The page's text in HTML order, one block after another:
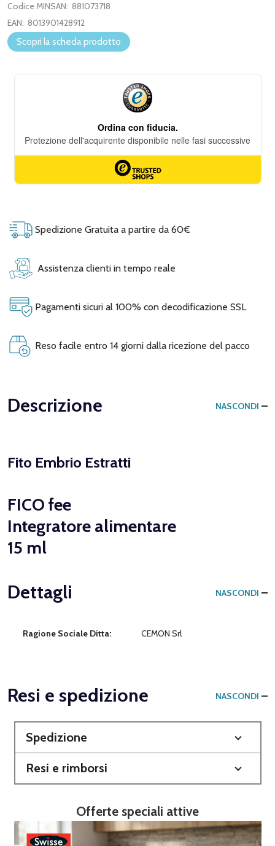
Codice MINSAN: 881073718
EAN: 8013901428912
Scopri la scheda prodotto
Spedizione Gratuita a partire da 60€
Assistenza clienti in tempo reale
Pagamenti sicuri al 100% con decodificazione SSL
Reso facile entro 14 giorni dalla ricezione del pacco
Descrizione NASCONDI
Fito Embrio Estratti
FICO fee
Integratore alimentare
15 ml
Dettagli NASCONDI
Ragione Sociale Ditta: CEMON Srl
Resi e spedizione NASCONDI
Spedizione
Resi e rimborsi
Offerte speciali attive